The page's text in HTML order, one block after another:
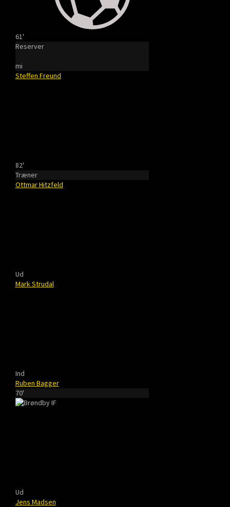
61'
Reserver
mi
Steffen Freund
82'
Træner
Ottmar Hitzfeld
Ud
Mark Strudal
Ind
Ruben Bagger
70'
Ud
Jens Madsen